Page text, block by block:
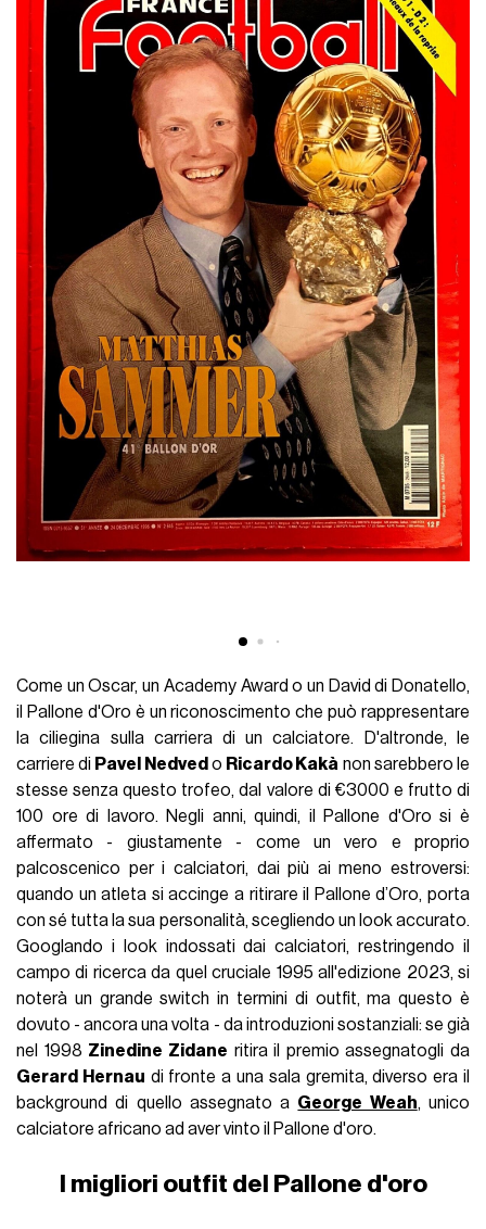
Come un Oscar, un Academy Award o un David di Donatello,
il Pallone d'Oro è un riconoscimento che può rappresentare
la ciliegina sulla carriera di un calciatore. D'altronde, le
carriere di Pavel Nedved o Ricardo Kakà non sarebbero le
stesse senza questo trofeo, dal valore di €3000 e frutto di
100 ore di lavoro. Negli anni, quindi, il Pallone d'Oro si è
affermato - giustamente - come un vero e proprio
palcoscenico per i calciatori, dai più ai meno estroversi:
quando un atleta si accinge a ritirare il Pallone d’Oro, porta
con sé tutta la sua personalità, scegliendo un look accurato.
Googlando i look indossati dai calciatori, restringendo il
campo di ricerca da quel cruciale 1995 all'edizione 2023, si
noterà un grande switch in termini di outfit, ma questo è
dovuto - ancora una volta - da introduzioni sostanziali: se già
nel 1998 Zinedine Zidane ritira il premio assegnatogli da
Gerard Hernau di fronte a una sala gremita, diverso era il
background di quello assegnato a George Weah, unico
calciatore africano ad aver vinto il Pallone d'oro.
I migliori outfit del Pallone d'oro